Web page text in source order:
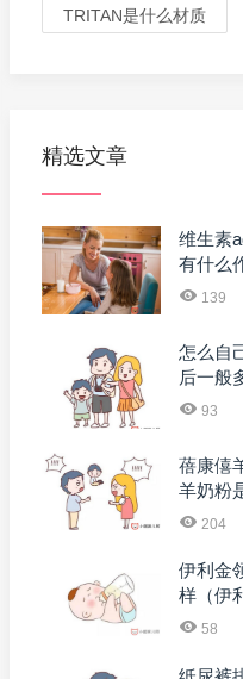
TRITAN是什么材质
精选文章
维生素
有什么
139
怎么自
后一般
93
蓓康僖
羊奶粉
204
伊利金
样（伊
58